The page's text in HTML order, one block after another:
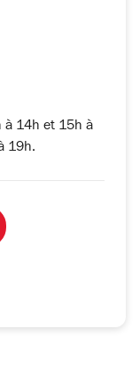
à 14h et 15h à
19h.